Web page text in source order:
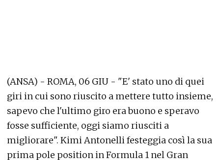
(ANSA) - ROMA, 06 GIU - "E' stato uno di quei
giri in cui sono riuscito a mettere tutto insieme,
sapevo che l'ultimo giro era buono e speravo
fosse sufficiente, oggi siamo riusciti a
migliorare". Kimi Antonelli festeggia così la sua
prima pole position in Formula 1 nel Gran